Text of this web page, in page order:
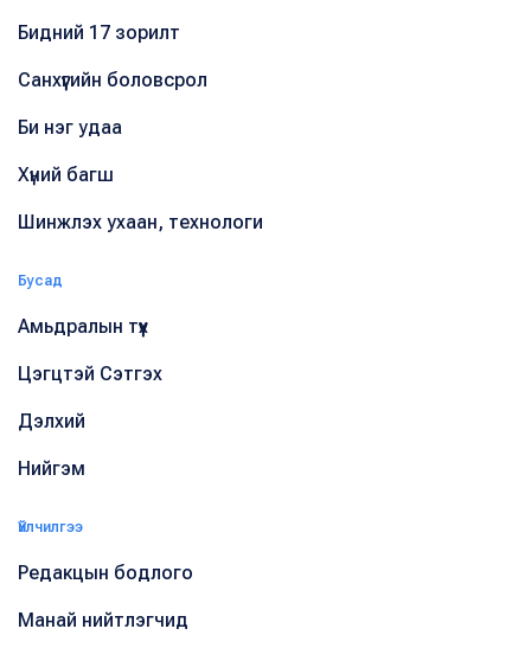
Бидний 17 зорилт
Санхүүгийн боловсрол
Би нэг удаа
Хүний багш
Шинжлэх ухаан, технологи
Бусад
Амьдралын түүх
Цэгцтэй Сэтгэх
Дэлхий
Нийгэм
Үйлчилгээ
Редакцын бодлого
Манай нийтлэгчид